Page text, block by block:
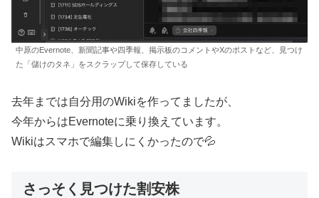
中原のEvernote、新聞記事や四季報、掲示板のコメントやXのポストなど、見つけ
た「儲けのタネ」をスクラップして保存している
去年までは自分用のWikiを作ってましたが、
今年からはEvernoteに乗り換えています。
Wikiはスマホで編集しにくかったので💦
さっそく見つけた割安株